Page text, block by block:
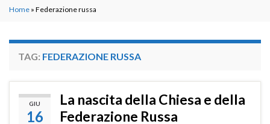
Home » Federazione russa
TAG: FEDERAZIONE RUSSA
GIU
16
La nascita della Chiesa e della
Federazione Russa